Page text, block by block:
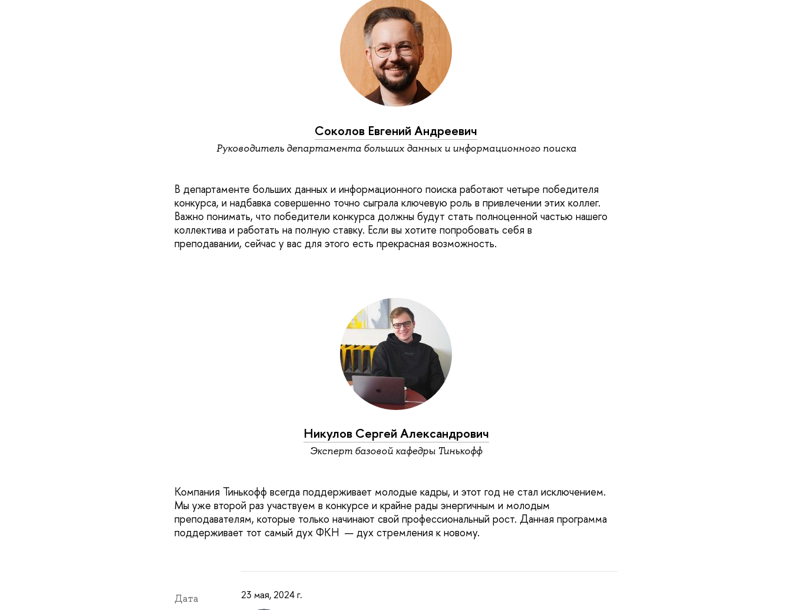
Соколов Евгений Андреевич
Руководитель департамента больших данных и информационного поиска
В департаменте больших данных и информационного поиска работают четыре победителя
конкурса, и надбавка совершенно точно сыграла ключевую роль в привлечении этих коллег.
Важно понимать, что победители конкурса должны будут стать полноценной частью нашего
коллектива и работать на полную ставку. Если вы хотите попробовать себя в
преподавании, сейчас у вас для этого есть прекрасная возможность.
Никулов Сергей Александрович
Эксперт базовой кафедры Тинькофф
Компания Тинькофф всегда поддерживает молодые кадры, и этот год не стал исключением.
Мы уже второй раз участвуем в конкурсе и крайне рады энергичным и молодым
преподавателям, которые только начинают свой профессиональный рост. Данная программа
поддерживает тот самый дух ФКН — дух стремления к новому.
Дата 23 мая, 2024 г.